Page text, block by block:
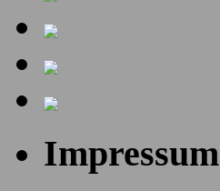
Impressum